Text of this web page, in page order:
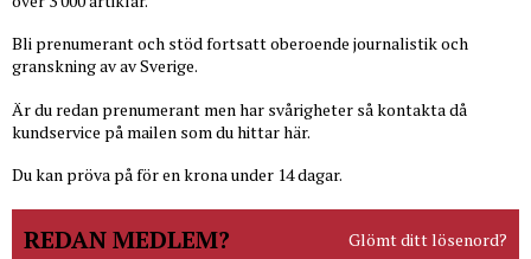
Bli prenumerant och stöd fortsatt oberoende journalistik och
granskning av av Sverige.
Är du redan prenumerant men har svårigheter så kontakta då
kundservice på mailen som du hittar här.
Du kan pröva på för en krona under 14 dagar.
REDAN MEDLEM? Glömt ditt lösenord?